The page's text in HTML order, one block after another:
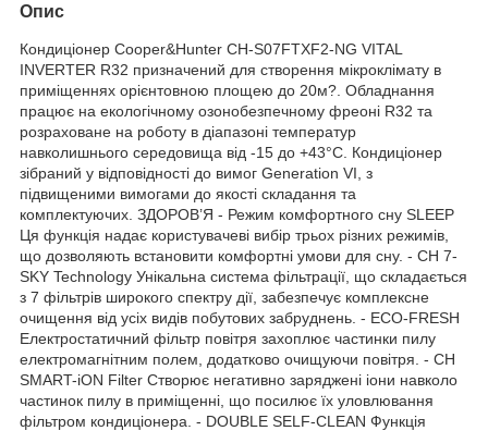
Опис
Кондиціонер Cooper&Hunter CH-S07FTXF2-NG VITAL
INVERTER R32 призначений для створення мікроклімату в
приміщеннях орієнтовною площею до 20м?. Обладнання
працює на екологічному озонобезпечному фреоні R32 та
розраховане на роботу в діапазоні температур
навколишнього середовища від -15 до +43°С. Кондиціонер
зібраний у відповідності до вимог Generation VI, з
підвищеними вимогами до якості складання та
комплектуючих. ЗДОРОВ’Я - Режим комфортного сну SLEEP
Ця функція надає користувачеві вибір трьох різних режимів,
що дозволяють встановити комфортні умови для сну. - CH 7-
SKY Technology Унікальна система фільтрації, що складається
з 7 фільтрів широкого спектру дії, забезпечує комплексне
очищення від усіх видів побутових забруднень. - ECO-FRESH
Електростатичний фільтр повітря захоплює частинки пилу
електромагнітним полем, додатково очищуючи повітря. - CH
SMART-iON Filter Створює негативно заряджені іони навколо
частинок пилу в приміщенні, що посилює їх уловлювання
фільтром кондиціонера. - DOUBLE SELF-CLEAN Функція